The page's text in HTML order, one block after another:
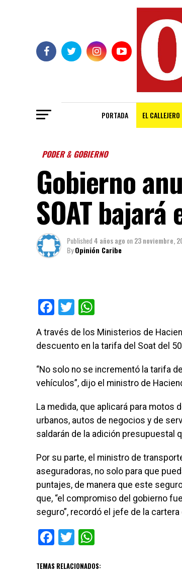
PORTADA EL CALLEJERO
PODER & GOBIERNO
Gobierno
SOAT
Published4 años ago on23 noviembre,
ByOpinión Caribe
Facebook
Twitter
A través de los Ministerios de
descuento en la tarifa del Soat del
“No solo no se incrementó la tarifa
vehículos”, dijo el ministro de
La medida, que aplicará para
urbanos, autos de negocios y de
saldarán de la adición presupuestal
Por su parte, el ministro de
aseguradoras, no solo para que
puntajes, de manera que este
que, “el compromiso del gobierno
seguro”, recordó el jefe de la
Facebook
Twitter
TEMAS RELACIONADOS: